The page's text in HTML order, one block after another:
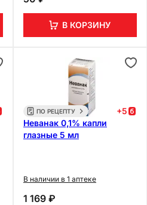
В КОРЗИНУ
ПО РЕЦЕПТУ +5
Неванак 0,1% капли
глазные 5 мл
В наличии в 1 аптеке
1 169 ₽